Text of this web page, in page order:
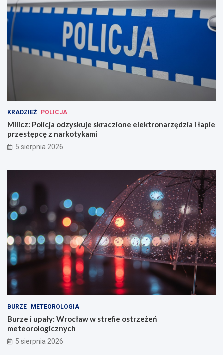
KRADZIEŻ POLICJA
Milicz: Policja odzyskuje skradzione elektronarzędzia i łapie
przestępcę z narkotykami
5 sierpnia 2026
BURZE METEOROLOGIA
Burze i upały: Wrocław w strefie ostrzeżeń
meteorologicznych
5 sierpnia 2026